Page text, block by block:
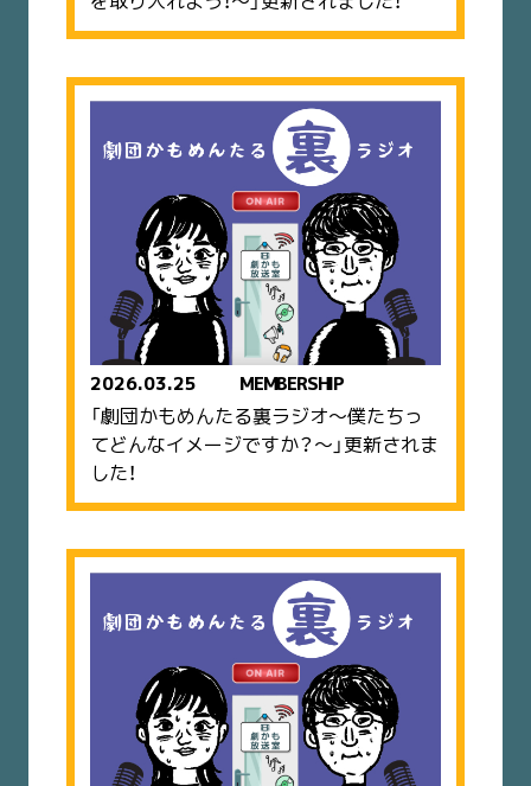
2026.03.25 MEMBERSHIP
「劇団かもめんたる裏ラジオ〜僕たちっ
てどんなイメージですか？〜」更新されま
した！